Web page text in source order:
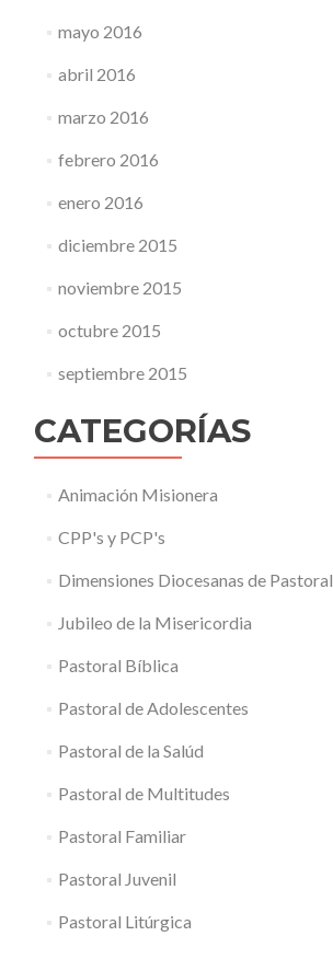
mayo 2016
abril 2016
marzo 2016
febrero 2016
enero 2016
diciembre 2015
noviembre 2015
octubre 2015
septiembre 2015
CATEGORÍAS
Animación Misionera
CPP's y PCP's
Dimensiones Diocesanas de Pastoral
Jubileo de la Misericordia
Pastoral Bíblica
Pastoral de Adolescentes
Pastoral de la Salúd
Pastoral de Multitudes
Pastoral Familiar
Pastoral Juvenil
Pastoral Litúrgica